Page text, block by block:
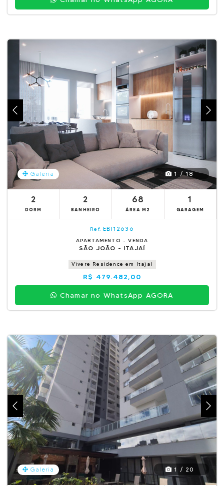
Galeria 1 / 18
2
DORM
2
BANHEIRO
68
ÁREA M2
1
GARAGEM
Ref. EBI12636
APARTAMENTO - VENDA
SÃO JOÃO - ITAJAÍ
Vivere Residence em Itajaí
R$ 479.482,00
Chamar no WhatsApp AGORA
Galeria 1 / 20